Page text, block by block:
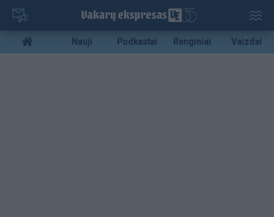
Pereiti
pagrindinį
turinį
Mobile
menu
Nauji Podkastai Renginiai Vaizdai